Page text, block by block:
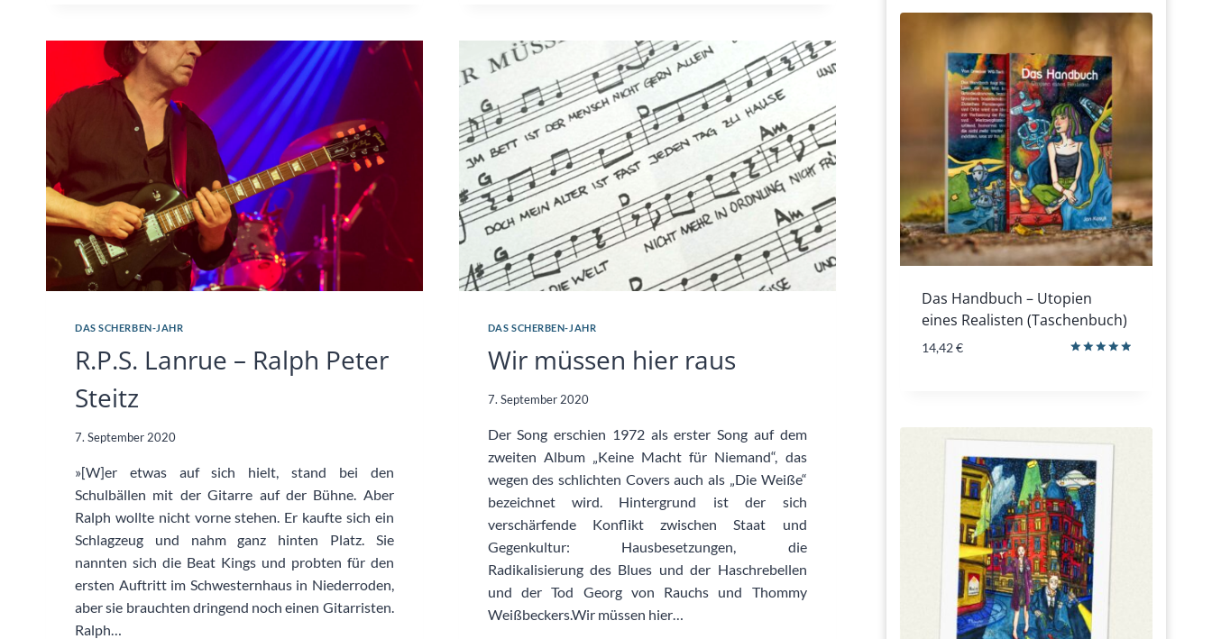
MACHT
DAS SCHERBEN-JAHR
R.P.S. Lanrue – Ralph Peter
Steitz
7. September 2020
»[W]er etwas auf sich hielt, stand bei den
Schulbällen mit der Gitarre auf der Bühne. Aber
Ralph wollte nicht vorne stehen. Er kaufte sich ein
Schlagzeug und nahm ganz hinten Platz. Sie
nannten sich die Beat Kings und probten für den
ersten Auftritt im Schwesternhaus in Niederroden,
aber sie brauchten dringend noch einen Gitarristen.
Ralph…
DAS SCHERBEN-JAHR
Wir müssen hier raus
7. September 2020
Der Song erschien 1972 als erster Song auf dem
zweiten Album „Keine Macht für Niemand“, das
wegen des schlichten Covers auch als „Die Weiße“
bezeichnet wird. Hintergrund ist der sich
verschärfende Konflikt zwischen Staat und
Gegenkultur: Hausbesetzungen, die
Radikalisierung des Blues und der Haschrebellen
und der Tod Georg von Rauchs und Thommy
Weißbeckers.Wir müssen hier…
Das Handbuch – Utopien
eines Realisten (Taschenbuch)
14,42€